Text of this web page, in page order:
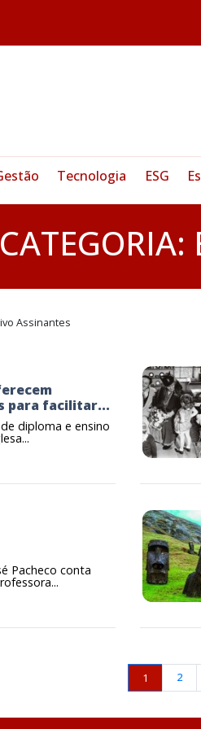
Tecnologia ESG
CATEGORIA:
Assinantes
para facilitar...
diploma e ensino
Pacheco conta
1 2